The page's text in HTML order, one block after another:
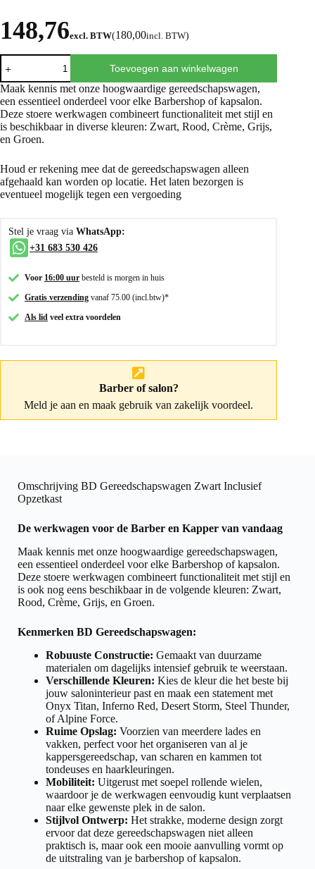
148,76excl. BTW(180,00incl. BTW)
Toevoegen aan winkelwagen
Maak kennis met onze hoogwaardige gereedschapswagen,
een essentieel onderdeel voor elke Barbershop of kapsalon.
Deze stoere werkwagen combineert functionaliteit met stijl en
is beschikbaar in diverse kleuren: Zwart, Rood, Crème, Grijs,
en Groen.
Houd er rekening mee dat de gereedschapswagen alleen
afgehaald kan worden op locatie. Het laten bezorgen is
eventueel mogelijk tegen een vergoeding
Stel je vraag via WhatsApp:
+31 683 530 426
Voor 16:00 uur besteld is morgen in huis
Gratis verzending vanaf 75.00 (incl.btw)*
Als lid veel extra voordelen
Barber of salon?
Meld je aan en maak gebruik van zakelijk voordeel.
Omschrijving BD Gereedschapswagen Zwart Inclusief
Opzetkast
De werkwagen voor de Barber en Kapper van vandaag
Maak kennis met onze hoogwaardige gereedschapswagen,
een essentieel onderdeel voor elke Barbershop of kapsalon.
Deze stoere werkwagen combineert functionaliteit met stijl en
is ook nog eens beschikbaar in de volgende kleuren: Zwart,
Rood, Crème, Grijs, en Groen.
Kenmerken BD Gereedschapswagen:
Robuuste Constructie: Gemaakt van duurzame
materialen om dagelijks intensief gebruik te weerstaan.
Verschillende Kleuren: Kies de kleur die het beste bij
jouw saloninterieur past en maak een statement met
Onyx Titan, Inferno Red, Desert Storm, Steel Thunder,
of Alpine Force.
Ruime Opslag: Voorzien van meerdere lades en
vakken, perfect voor het organiseren van al je
kappersgereedschap, van scharen en kammen tot
tondeuses en haarkleuringen.
Mobiliteit: Uitgerust met soepel rollende wielen,
waardoor je de werkwagen eenvoudig kunt verplaatsen
naar elke gewenste plek in de salon.
Stijlvol Ontwerp: Het strakke, moderne design zorgt
ervoor dat deze gereedschapswagen niet alleen
praktisch is, maar ook een mooie aanvulling vormt op
de uitstraling van je barbershop of kapsalon.